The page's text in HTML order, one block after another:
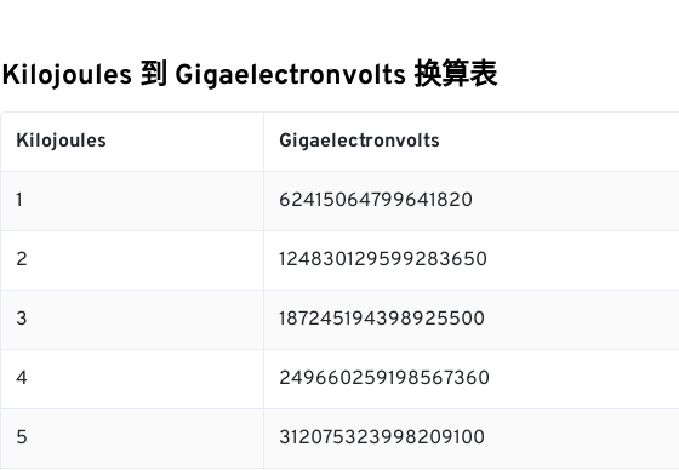
Kilojoules 到 Gigaelectronvolts 换算表
Kilojoules Gigaelectronvolts
1 62415064799641820
2 124830129599283650
3 187245194398925500
4 249660259198567360
5 312075323998209100